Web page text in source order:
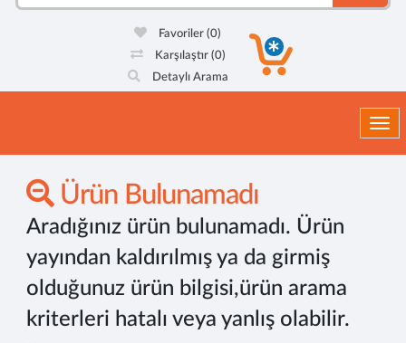
Favoriler(0)
Karşılaştır (0)
Detaylı Arama
Ürün Bulunamadı
Aradığınız ürün bulunamadı. Ürün
yayından kaldırılmış ya da girmiş
olduğunuz ürün bilgisi,ürün arama
kriterleri hatalı veya yanlış olabilir.